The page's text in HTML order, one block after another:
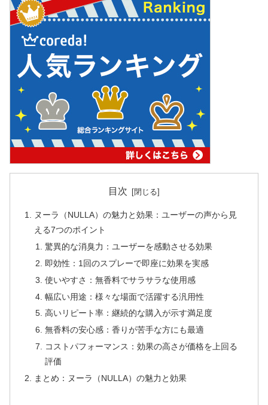
目次
ヌーラ（NULLA）の魅力と効果：ユーザーの声から見
える7つのポイント
驚異的な消臭力：ユーザーを感動させる効果
即効性：1回のスプレーで即座に効果を実感
使いやすさ：無香料でサラサラな使用感
幅広い用途：様々な場面で活躍する汎用性
高いリピート率：継続的な購入が示す満足度
無香料の安心感：香りが苦手な方にも最適
コストパフォーマンス：効果の高さが価格を上回る
評価
まとめ：ヌーラ（NULLA）の魅力と効果